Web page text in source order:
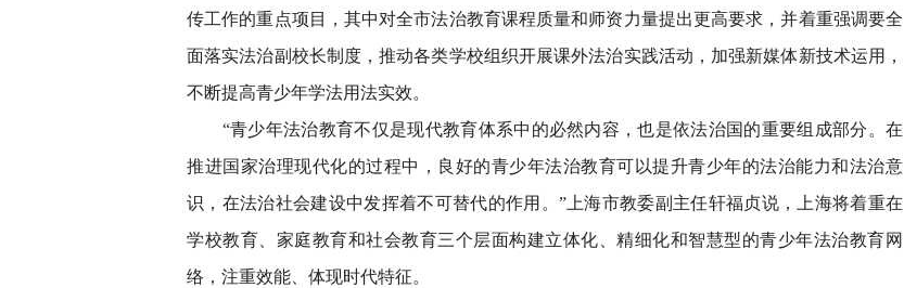
传工作的重点项目，其中对全市法治教育课程质量和师资力量提出更高要求，并着重强调要全
面落实法治副校长制度，推动各类学校组织开展课外法治实践活动，加强新媒体新技术运用，
不断提高青少年学法用法实效。
“青少年法治教育不仅是现代教育体系中的必然内容，也是依法治国的重要组成部分。在
推进国家治理现代化的过程中，良好的青少年法治教育可以提升青少年的法治能力和法治意
识，在法治社会建设中发挥着不可替代的作用。”上海市教委副主任轩福贞说，上海将着重在
学校教育、家庭教育和社会教育三个层面构建立体化、精细化和智慧型的青少年法治教育网
络，注重效能、体现时代特征。